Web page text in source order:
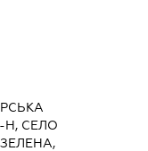
Н, СЕЛО